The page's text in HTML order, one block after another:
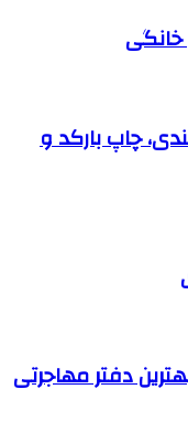
خانگی
چاپ بارکد و
دفتر مهاجرتی